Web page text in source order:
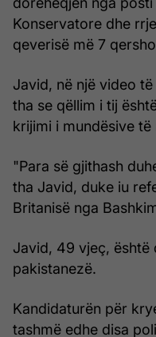
Konservatore dhe
qeverisë më 7
Javid, në një video
tha se qëllim i tij
krijimi i mundësive të
"Para së gjithash
tha Javid, duke iu
Britanisë nga
Javid, 49 vjeç, është
pakistanezë.
Kandidaturën për
tashmë edhe disa